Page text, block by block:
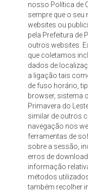
nosso Política de
sempre que o seu
websites ou
pela Prefeitura de
outros websites.
que coletamos
dados de
a ligação tais
de fuso horário,
browser, sistema
Primavera do
similar de outros
navegação nos
ferramentas de
sobre a sessão,
erros de
informação
métodos
também recolher